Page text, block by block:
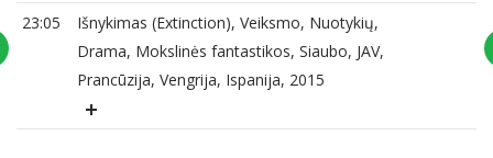
23:05
Išnykimas (Extinction), Veiksmo, Nuotykių,
Drama, Mokslinės fantastikos, Siaubo, JAV,
Prancūzija, Vengrija, Ispanija, 2015